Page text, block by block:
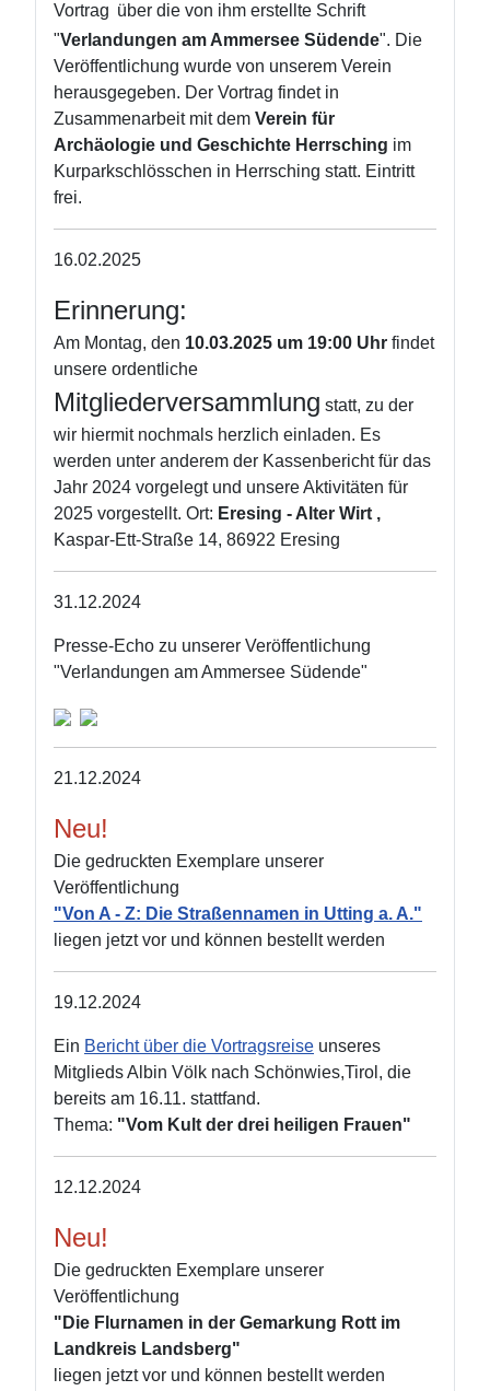
Vortrag über die von ihm erstellte Schrift
"Verlandungen am Ammersee Südende". Die
Veröffentlichung wurde von unserem Verein
herausgegeben. Der Vortrag findet in
Zusammenarbeit mit dem Verein für
Archäologie und Geschichte Herrsching im
Kurparkschlösschen in Herrsching statt. Eintritt
frei.
16.02.2025
Erinnerung:
Am Montag, den 10.03.2025 um 19:00 Uhr findet
unsere ordentliche
Mitgliederversammlung statt, zu der
wir hiermit nochmals herzlich einladen. Es
werden unter anderem der Kassenbericht für das
Jahr 2024 vorgelegt und unsere Aktivitäten für
2025 vorgestellt. Ort: Eresing - Alter Wirt ,
Kaspar-Ett-Straße 14, 86922 Eresing
31.12.2024
Presse-Echo zu unserer Veröffentlichung
"Verlandungen am Ammersee Südende"
21.12.2024
Neu!
Die gedruckten Exemplare unserer
Veröffentlichung
"Von A - Z: Die Straßennamen in Utting a. A."
liegen jetzt vor und können bestellt werden
19.12.2024
Ein Bericht über die Vortragsreise unseres
Mitglieds Albin Völk nach Schönwies,Tirol, die
bereits am 16.11. stattfand.
Thema: "Vom Kult der drei heiligen Frauen"
12.12.2024
Neu!
Die gedruckten Exemplare unserer
Veröffentlichung
"Die Flurnamen in der Gemarkung Rott im
Landkreis Landsberg"
liegen jetzt vor und können bestellt werden